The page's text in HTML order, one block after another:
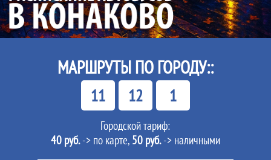
МАРШРУТЫ ПО ГОРОДУ::
11 12 1
Городской тариф:
40 руб.-> по карте, 50 руб.-> наличными